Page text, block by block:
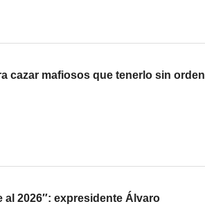
cazar mafiosos que tenerlo sin orden
al 2026″: expresidente Álvaro